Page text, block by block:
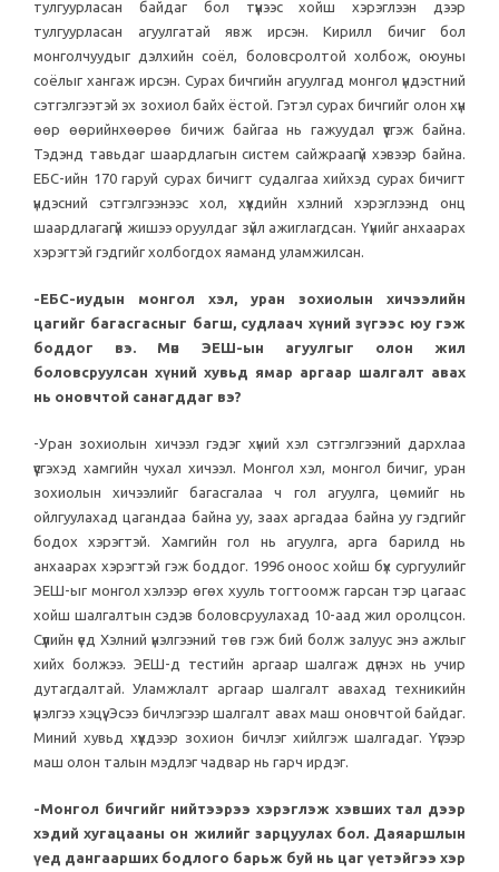
тулгуурласан байдаг бол түүнээс хойш хэрэглээн дээр
тулгуурласан агуулгатай явж ирсэн. Кирилл бичиг бол
монголчуудыг дэлхийн соёл, боловсролтой холбож, оюуны
соёлыг хангаж ирсэн. Сурах бичгийн агуулгад монгол үндэстний
сэтгэлгээтэй эх зохиол байх ёстой. Гэтэл сурах бичгийг олон хүн
өөр өөрийнхөөрөө бичиж байгаа нь гажуудал үүсгэж байна.
Тэдэнд тавьдаг шаардлагын систем сайжраагүй хэвээр байна.
ЕБС-ийн 170 гаруй сурах бичигт судалгаа хийхэд сурах бичигт
үндэсний сэтгэлгээнээс хол, хүүхдийн хэлний хэрэглээнд онц
шаардлагагүй жишээ оруулдаг зүйл ажиглагдсан. Үүнийг анхаарах
хэрэгтэй гэдгийг холбогдох яаманд уламжилсан.
-ЕБС-иудын монгол хэл, уран зохиолын хичээлийн
цагийг багасгасныг багш, судлаач хүний зүгээс юу гэж
боддог вэ. Мөн ЭЕШ-ын агуулгыг олон жил
боловсруулсан хүний хувьд ямар аргаар шалгалт авах
нь оновчтой санагддаг вэ?
-Уран зохиолын хичээл гэдэг хүний хэл сэтгэлгээний дархлаа
үүсгэхэд хамгийн чухал хичээл. Монгол хэл, монгол бичиг, уран
зохиолын хичээлийг багасгалаа ч гол агуулга, цөмийг нь
ойлгуулахад цагандаа байна уу, заах аргадаа байна уу гэдгийг
бодох хэрэгтэй. Хамгийн гол нь агуулга, арга барилд нь
анхаарах хэрэгтэй гэж боддог. 1996 оноос хойш бүх сургуулийг
ЭЕШ-ыг монгол хэлээр өгөх хууль тогтоомж гарсан тэр цагаас
хойш шалгалтын сэдэв боловсруулахад 10-аад жил оролцсон.
Сүүлийн үед Хэлний үнэлгээний төв гэж бий болж залуус энэ ажлыг
хийх болжээ. ЭЕШ-д тестийн аргаар шалгаж дүгнэх нь учир
дутагдалтай. Уламжлалт аргаар шалгалт авахад техникийн
үнэлгээ хэцүү. Эсээ бичлэгээр шалгалт авах маш оновчтой байдаг.
Миний хувьд хүүхдээр зохион бичлэг хийлгэж шалгадаг. Үүгээр
маш олон талын мэдлэг чадвар нь гарч ирдэг.
-Монгол бичгийг нийтээрээ хэрэглэж хэвших тал дээр
хэдий хугацааны он жилийг зарцуулах бол. Даяаршлын
үед дангаарших бодлого барьж буй нь цаг үетэйгээ хэр